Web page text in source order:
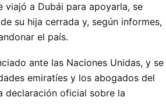
viajó a Dubái para apoyarla, se
su hija cerrada y, según informes,
el país.
ante las Naciones Unidas, y se
emiratíes y los abogados del
declaración oficial sobre la